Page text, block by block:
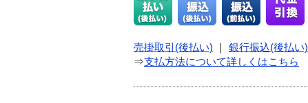
売掛取引(後払い) 銀行振込(後払い)
⇒支払方法について詳しくはこちら